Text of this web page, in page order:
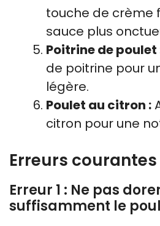
touche de crème
sauce plus
Poitrine de poulet
de poitrine pour
légère.
Poulet au citron :
citron pour une
Erreurs
Erreur 1 : Ne pas
suffisamment le